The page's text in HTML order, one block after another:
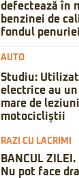
defectează în
benzinei de
fondul
AUTO
Studiu:
electrice au
mare de
motocicliștii
RAZI CU LACRIMI
BANCUL
Nu pot face